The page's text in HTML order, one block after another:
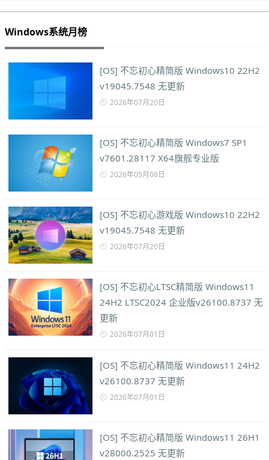
Windows系统月榜
[OS] 不忘初心精简版 Windows10 22H2
v19045.7548 无更新
2026年07月20日
[OS] 不忘初心精简版 Windows7 SP1
v7601.28117 X64旗舰专业版
2026年05月08日
[OS] 不忘初心游戏版 Windows10 22H2
v19045.7548 无更新
2026年07月20日
[OS] 不忘初心LTSC精简版 Windows11
24H2 LTSC2024 企业版v26100.8737 无
更新
2026年07月01日
[OS] 不忘初心精简版 Windows11 24H2
v26100.8737 无更新
2026年07月01日
[OS] 不忘初心精简版 Windows11 26H1
v28000.2525 无更新